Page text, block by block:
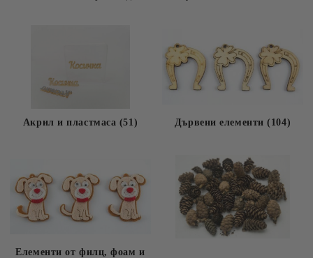
Акрил и пластмаса (51) Дървени елементи (104)
Елементи от филц, фоам и